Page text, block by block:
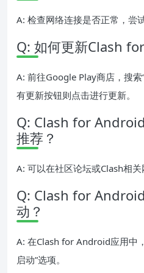
A: 检查网络连接是否正常，尝
Q: 如何更新Clash
A: 前往Google Play商店，搜
有更新按钮则点击进行更新。
Q: Clash for
推荐？
A: 可以在社区论坛或Clash相关
Q: Clash for
动？
A: 在Clash for Android应用中
启动”选项。